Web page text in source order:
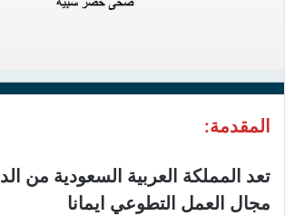
المقدمة:
تعد المملكة العربية السعودية من
مجال العمل التطوعي ايمانا